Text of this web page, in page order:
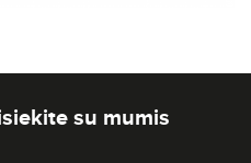
su mumis